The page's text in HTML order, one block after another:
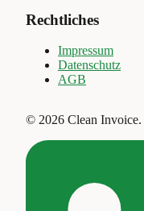
Rechtliches
Impressum
Datenschutz
AGB
© 2026 Clean Invoice.